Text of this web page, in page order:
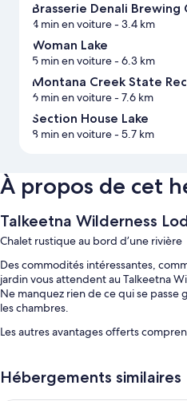
Brasserie Denali Brewing
4 min en voiture- 3.4 km
Woman Lake
5 min en voiture- 6.3 km
Montana Creek State
6 min en voiture- 7.6 km
Section House Lake
8 min en voiture- 5.7 km
À propos de cet
Talkeetna Wilderness
Chalet rustique au bord d’une rivière
Des commodités intéressantes,
jardin vous attendent au Talkeetna
Ne manquez rien de ce qui se passe
les chambres.
Les autres avantages offerts
Info-excursions/billetterie,
Hébergements similaires